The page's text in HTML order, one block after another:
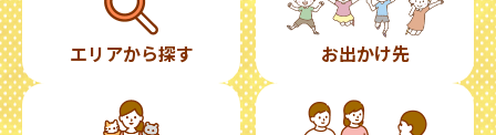
エリアから探す お出かけ先